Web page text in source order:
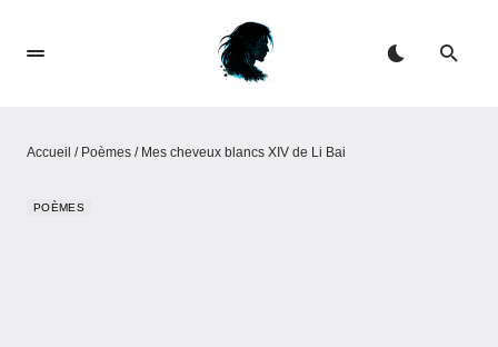
Accueil / Poèmes / Mes cheveux blancs XIV de Li Bai
POÈMES